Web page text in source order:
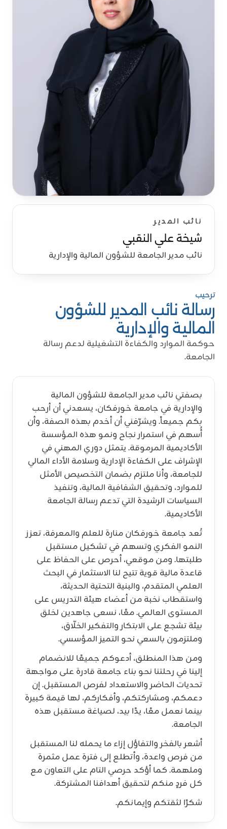
نائب المدير
شيخة علي النقبي
نائب مدير الجامعة للشؤون المالية والإدارية
ترحيب
رسالة نائب المدير للشؤون
المالية والإدارية
حوكمة الموارد والكفاءة التشغيلية لدعم رسالة
الجامعة.
بصفتي نائب مدير الجامعة للشؤون المالية
والإدارية في جامعة خورفكان، يسعدني أن أرحب
بكم جميعاً. ويشرّفني أن أخدم بهذه الصفة، وأن
أُسهم في استمرار نجاح ونمو هذه المؤسسة
الأكاديمية المرموقة. يتمثل دوري المهني في
الإشراف على الكفاءة الإدارية وسلامة الأداء المالي
للجامعة، وأنا ملتزم بضمان التخصيص الأمثل
للموارد، وتحقيق الشفافية المالية، وتنفيذ
السياسات الرشيدة التي تدعم رسالة الجامعة
الأكاديمية.
تُعد جامعة خورفكان منارة للعلم والمعرفة، تعزز
النمو الفكري وتسهم في تشكيل مستقبل
طلبتها. ومن موقعي، أحرص على الحفاظ على
قاعدة مالية قوية تتيح لنا الاستثمار في البحث
العلمي المتقدم، والبنية التحتية الحديثة،
واستقطاب نخبة من أعضاء هيئة التدريس على
المستوى العالمي. معًا، نسعى جاهدين لخلق
بيئة تشجع على الابتكار والتفكير الخلّاق،
وملتزمون بالسعي نحو التميز المؤسسي.
ومن هذا المنطلق، أدعوكم جميعًا للانضمام
إلينا في رحلتنا نحو بناء جامعة قادرة على مواجهة
تحديات الحاضر والاستعداد لفرص المستقبل. إن
دعمكم، ومشاركتكم، وأفكاركم، لها قيمة كبيرة
بينما نعمل معًا، يدًا بيد، لصياغة مستقبل هذه
الجامعة.
أشعر بالفخر والتفاؤل إزاء ما يحمله لنا المستقبل
من فرص واعدة، وأتطلع إلى فترة عمل مثمرة
وملهمة. كما أؤكد حرصي التام على التعاون مع
كل فردٍ منكم لتحقيق أهدافنا المشتركة.
شكرًا لثقتكم وإيمانكم.